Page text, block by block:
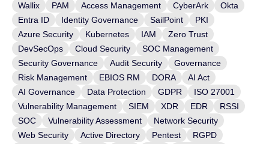
Wallix
PAM Access Management CyberArk
Okta
Entra ID
Identity Governance SailPoint
PKI
Azure Security
Kubernetes IAM
Zero Trust
DevSecOps
Cloud Security
SOC Management
Security Governance
Audit Security
Governance
Risk Management
EBIOS RM DORA
AI Act
AI Governance
Data Protection GDPR
ISO 27001
Vulnerability Management
SIEM XDR EDR
RSSI
SOC
Vulnerability Assessment
Network Security
Web Security
Active Directory Pentest
RGPD